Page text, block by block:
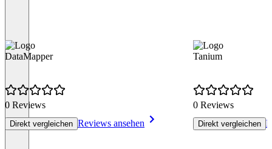
DataMapper
0 Reviews
Direkt vergleichen Reviews ansehen
Tanium
0 Reviews
Direkt vergleichen